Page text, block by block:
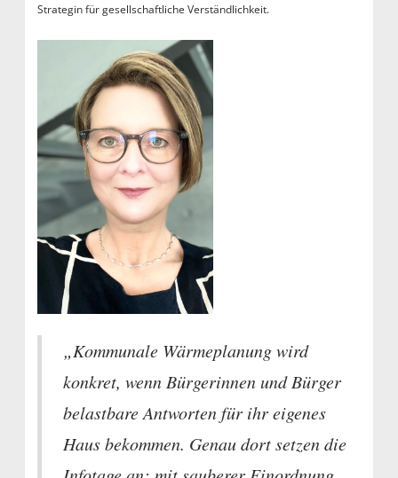
Strategin für gesellschaftliche Verständlichkeit.
„Kommunale Wärmeplanung wird
konkret, wenn Bürgerinnen und Bürger
belastbare Antworten für ihr eigenes
Haus bekommen. Genau dort setzen die